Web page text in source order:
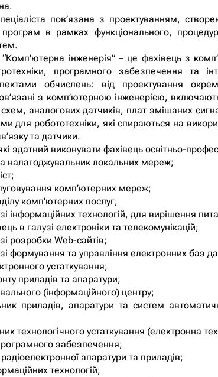
пов’язана з проектуванням,
в рамках функціонального,
“Комп’ютерна інженерія” – це фахівець з
програмного забезпечення та
обчислень: від проектування
з комп’ютерною інженерією,
схем, аналогових датчиків, плат змішаних
для робототехніки, які спираються на
та датчики.
здатний виконувати фахівець освітньо-
налагоджувальник локальних мереж;
комп’ютерних мереж;
комп'ютерних послуг;
інформаційних технологій, для вирішення
в галузі електроніки та телекомунікацій;
розробки Web-сайтів;
формування та управління електронних баз
устаткування;
приладів та апаратури;
(інформаційного) центру;
приладів, апаратури та систем
технологічного устаткування (електронна
забезпечення;
апаратури та приладів;
технологій;